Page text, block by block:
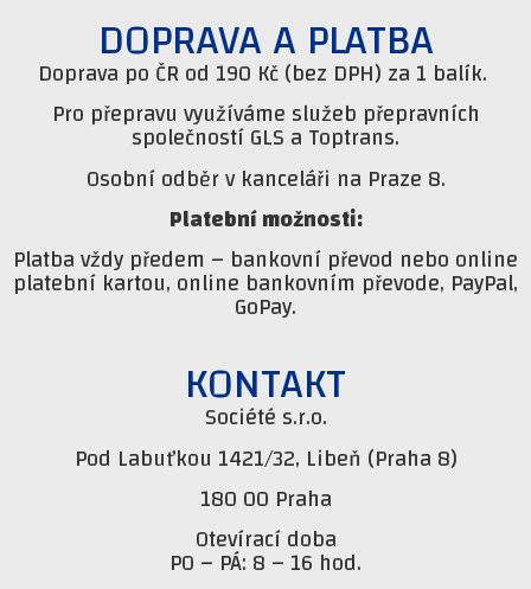
DOPRAVA A PLATBA
Doprava po ČR od 190 Kč (bez DPH) za 1 balík.
Pro přepravu využíváme služeb přepravních
společností GLS a Toptrans.
Osobní odběr v kanceláři na Praze 8.
Platební možnosti:
Platba vždy předem – bankovní převod nebo online
platební kartou, online bankovním převode, PayPal,
GoPay.
KONTAKT
Société s.r.o.
Pod Labuťkou 1421/32, Libeň (Praha 8)
180 00 Praha
Otevírací doba
PO – PÁ: 8 – 16 hod.